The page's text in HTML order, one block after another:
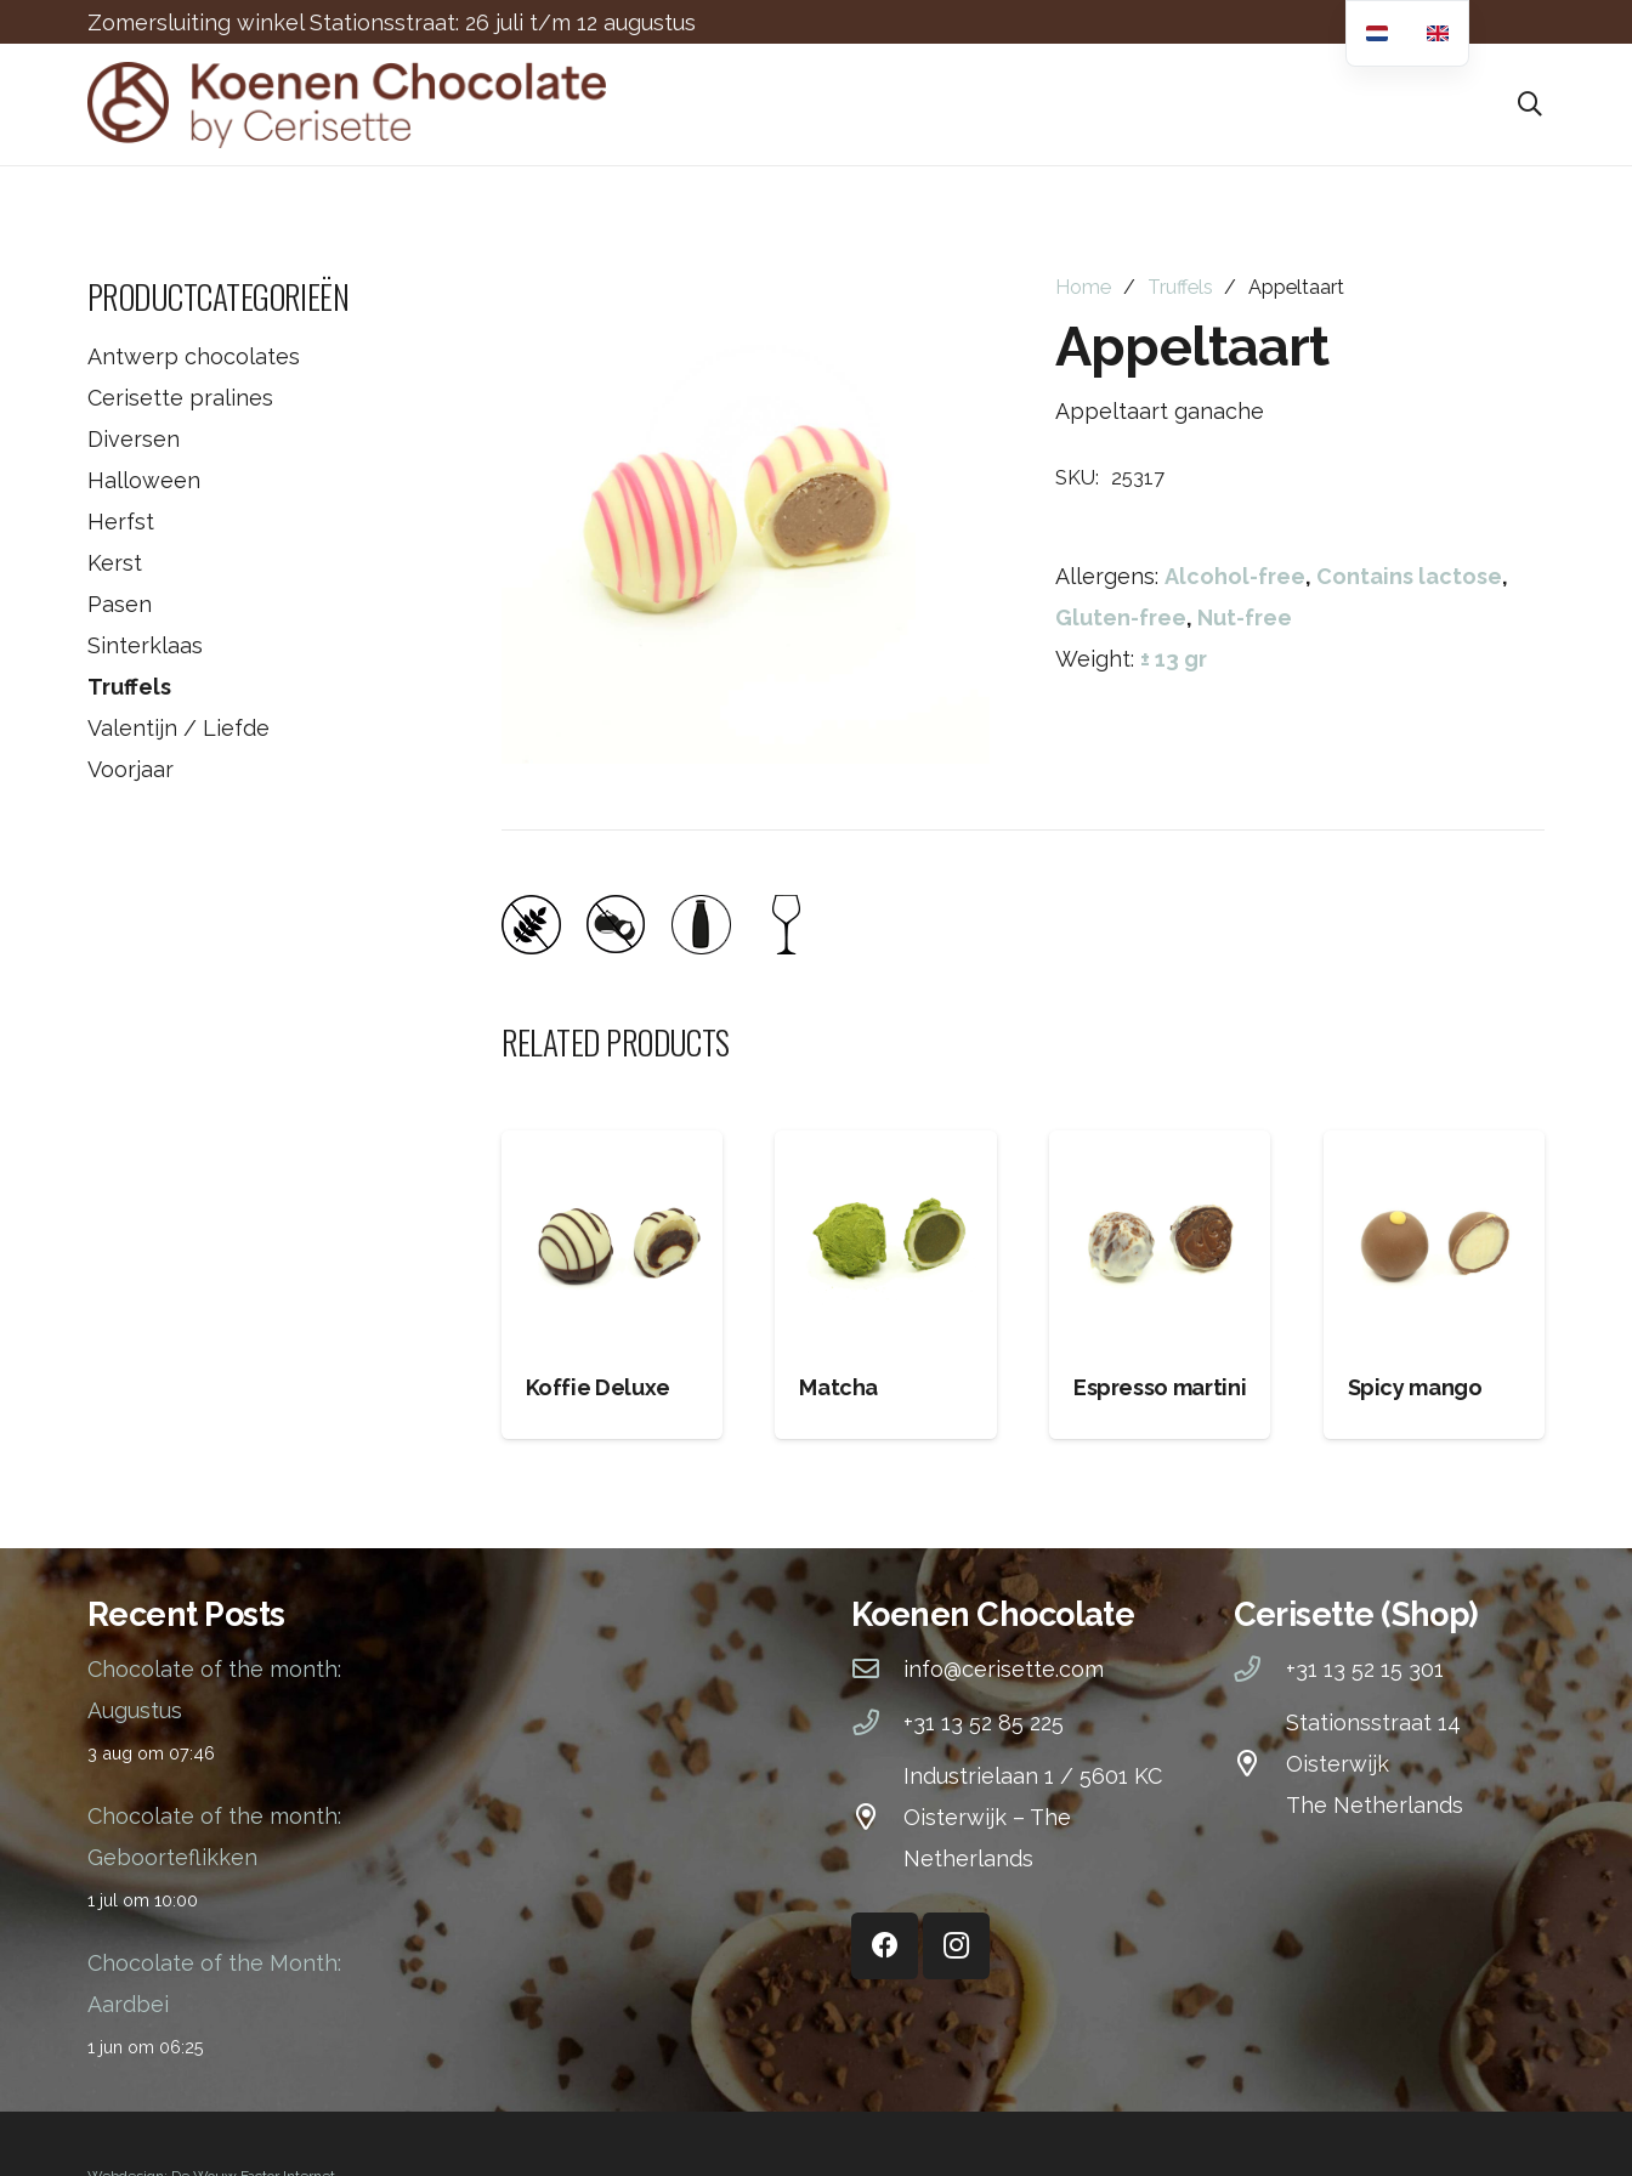
Zomersluiting winkel Stationsstraat: 26 juli t/m 12 augustus
PRODUCTCATEGORIEËN
Antwerp chocolates
Cerisette pralines
Diversen
Halloween
Herfst
Kerst
Pasen
Sinterklaas
Truffels
Valentijn / Liefde
Voorjaar
Home / Truffels / Appeltaart
Appeltaart
Appeltaart ganache
SKU: 25317
Allergens:Alcohol-free, Contains lactose,
Gluten-free, Nut-free
Weight: ± 13 gr
RELATED PRODUCTS
Koffie Deluxe Matcha Espresso martini Spicy mango
Recent Posts
Chocolate of the month:
Augustus
3 aug om 07:46
Chocolate of the month:
Geboorteflikken
1 jul om 10:00
Chocolate of the Month:
Aardbei
1 jun om 06:25
Koenen Chocolate
info@cerisette.com
+31 13 52 85 225
Industrielaan 1 / 5601 KC
Oisterwijk – The
Netherlands
Cerisette (Shop)
+31 13 52 15 301
Stationsstraat 14
Oisterwijk
The Netherlands